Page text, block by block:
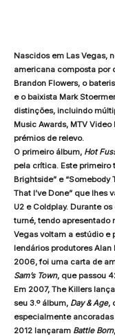
Nascidos em Las Vegas,
americana composta por
Brandon Flowers, o
e o baixista Mark
distinções, incluindo
Music Awards, MTV
prémios de relevo.
O primeiro álbum, Hot
pela crítica. Este primeiro
Brightside” e “Somebody
That I’ve Done” que
U2 e Coldplay. Durante
turné, tendo apresentado
Vegas voltam a estúdio e
lendários produtores
2006, foi uma carta de
Sam’s Town, que passou
Em 2007, The Killers
seu 3.º álbum, Day & Age,
especialmente
2012 lançaram Battle Born